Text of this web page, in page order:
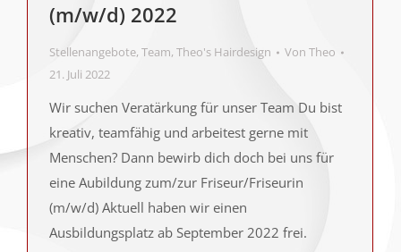
(m/w/d) 2022
Stellenangebote, Team, Theo's Hairdesign Von Theo
21. Juli 2022
Wir suchen Veratärkung für unser Team Du bist
kreativ, teamfähig und arbeitest gerne mit
Menschen? Dann bewirb dich doch bei uns für
eine Aubildung zum/zur Friseur/Friseurin
(m/w/d) Aktuell haben wir einen
Ausbildungsplatz ab September 2022 frei.